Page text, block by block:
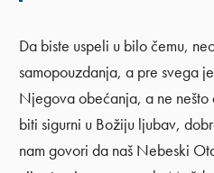
Da biste uspeli u bilo čemu,
samopouzdanja, a pre svega
Njegova obećanja, a ne nešto
biti sigurni u Božiju ljubav,
nam govori da naš Nebeski